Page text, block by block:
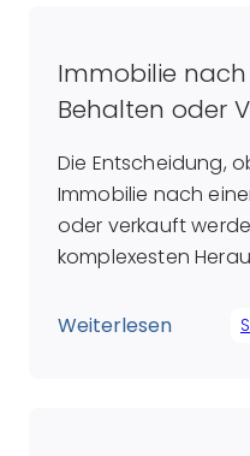
Immobilie
Behalten oder
Die Entscheidung,
Immobilie nach
oder verkauft
komplexesten
einige Paare
Weiterlesen